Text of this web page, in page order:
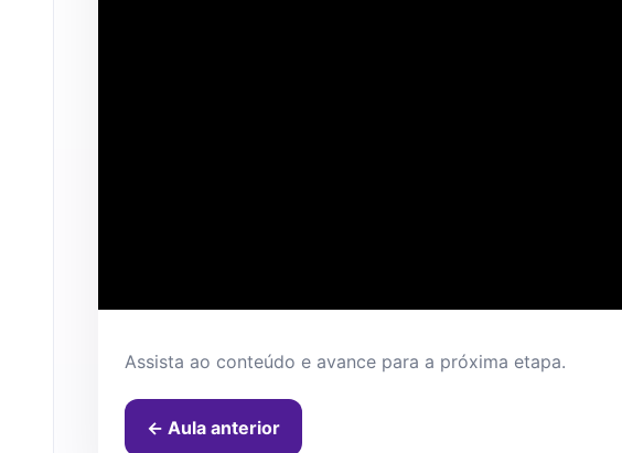
Assista ao conteúdo e avance para a próxima etapa.
← Aula anterior